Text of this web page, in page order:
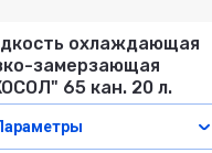
охлаждающая
замерзающая
65 кан. 20 л.